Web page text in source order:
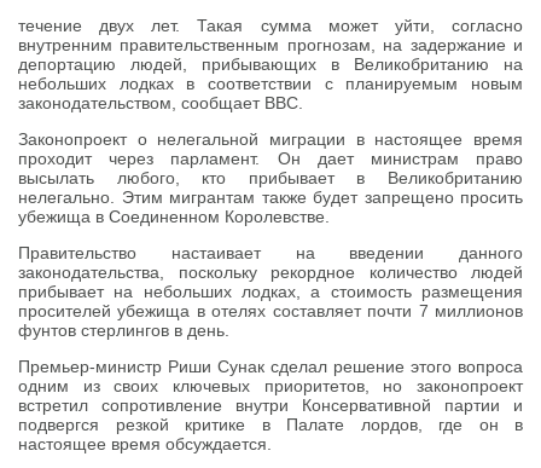
течение двух лет. Такая сумма может уйти, согласно
внутренним правительственным прогнозам, на задержание и
депортацию людей, прибывающих в Великобританию на
небольших лодках в соответствии с планируемым новым
законодательством, сообщает BBC.
Законопроект о нелегальной миграции в настоящее время
проходит через парламент. Он дает министрам право
высылать любого, кто прибывает в Великобританию
нелегально. Этим мигрантам также будет запрещено просить
убежища в Соединенном Королевстве.
Правительство настаивает на введении данного
законодательства, поскольку рекордное количество людей
прибывает на небольших лодках, а стоимость размещения
просителей убежища в отелях составляет почти 7 миллионов
фунтов стерлингов в день.
Премьер-министр Риши Сунак сделал решение этого вопроса
одним из своих ключевых приоритетов, но законопроект
встретил сопротивление внутри Консервативной партии и
подвергся резкой критике в Палате лордов, где он в
настоящее время обсуждается.